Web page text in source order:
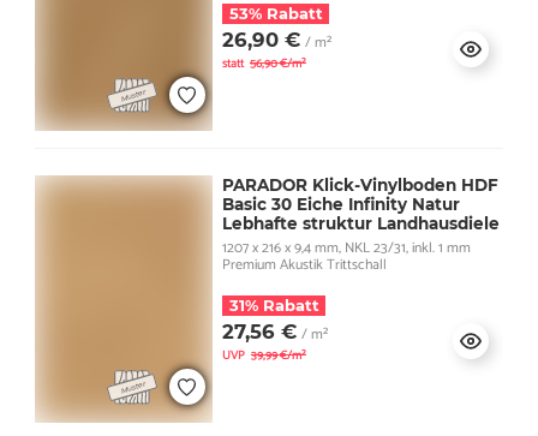
53% Rabatt
26,90 € / m²
statt 56,90 €/m²
PARADOR Klick-Vinylboden HDF
Basic 30 Eiche Infinity Natur
Lebhafte struktur Landhausdiele
1207 x 216 x 9,4 mm, NKL 23/31, inkl. 1 mm
Premium Akustik Trittschall
31% Rabatt
27,56 € / m²
UVP 39,99 €/m²